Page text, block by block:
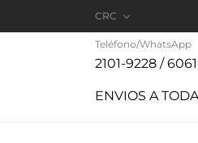
CRC 
Teléfono/WhatsApp
2101-9228 /
ENVIOS A